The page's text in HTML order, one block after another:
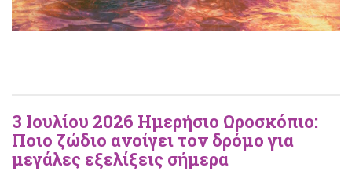
3 Ιουλίου 2026 Ημερήσιο Ωροσκόπιο:
Ποιο ζώδιο ανοίγει τον δρόμο για
μεγάλες εξελίξεις σήμερα